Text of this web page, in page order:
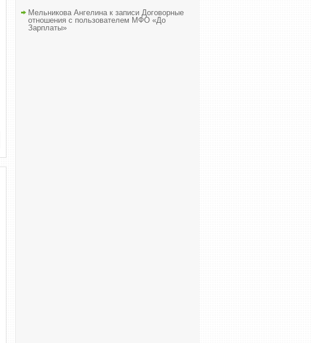
Мельникова Ангелинак записи Договорные
отношения с пользователем МФО «До
Зарплаты»